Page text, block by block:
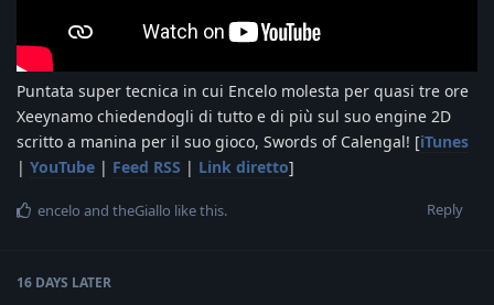
Puntata super tecnica in cui Encelo molesta per quasi tre ore
Xeeynamo chiedendogli di tutto e di più sul suo engine 2D
scritto a manina per il suo gioco, Swords of Calengal! [iTunes
| YouTube | Feed RSS | Link diretto]
Reply
encelo and theGiallo like this.
16 DAYS LATER